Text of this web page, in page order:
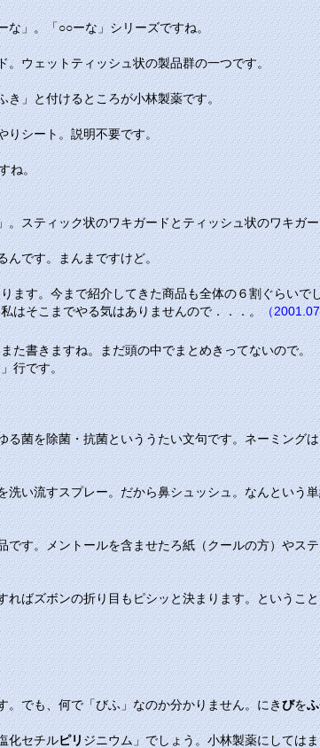
な」。「○○ーな」シリーズですね。
。ウェットティッシュ状の製品群の一つです。
き」と付けるところが小林製薬です。
りシート。説明不要です。
ね。
スティック状のワキガードとティッシュ状のワキガ
んです。まんまですけど。
ます。今まで紹介してきた商品も全体の６割ぐらい
はそこまでやる気はありませんので．．．。（
た書きますね。まだ頭の中でまとめきってないので。
行です。
菌を除菌・抗菌といううたい文句です。ネーミング
い流すスプレー。だから鼻シュッシュ。なんという
す。メントールを含ませたろ紙（クールの方）やス
ばズボンの折り目もピシッと決まります。というこ
でも、何で「びふ」なのか分かりません。にきびをふ
化セチルピリジニウム」でしょう。小林製薬にしては